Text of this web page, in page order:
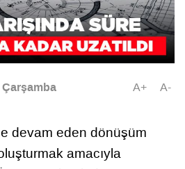
Çarşamba A+ A-
devam eden dönüşüm
amacıyla